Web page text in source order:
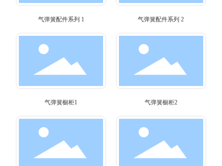
气弹簧配件系列 1 气弹簧配件系列 2
气弹簧橱柜1 气弹簧橱柜2